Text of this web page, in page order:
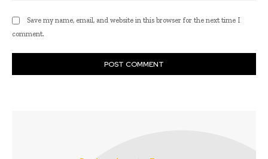
Save my name, email, and website in this browser for the next time I
comment.